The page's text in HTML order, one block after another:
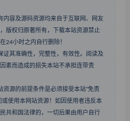
内容及源码资源均来自于互联网、网友
版权归原著所有，下载本站资源禁止
24小时之内自行删除！
证其准确性，完整性，有效性。阅读及
素而造成的损失本站不承担连带责
资源的前提条件是必须接受本站“免责
或使用本网站资源！如因使用者违反本
共和国法律的，一切后果由用户自行